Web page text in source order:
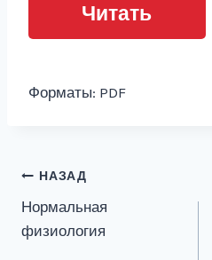
Читать
Форматы: PDF
Навигация
по
записям
НАЗАД
Нормальная
физиология